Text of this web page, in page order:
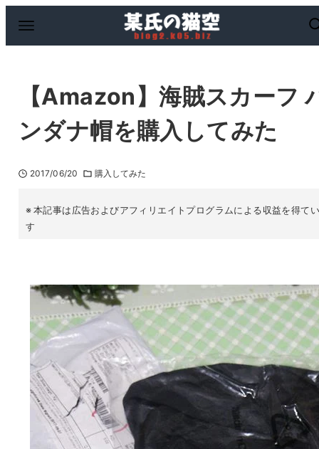
【Amazon】海賊スカーフ
ンダナ帽を購入してみた
2017/06/20 購入してみた
本記事は広告およびアフィリエイトプログラムによる収益を得て
す